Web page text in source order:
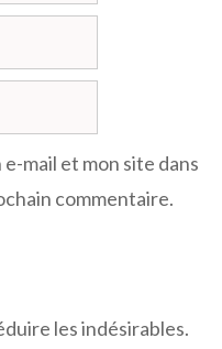
mail et mon site dans
commentaire.
les indésirables.